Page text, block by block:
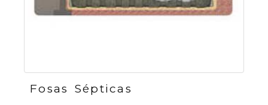
Fosas Sépticas